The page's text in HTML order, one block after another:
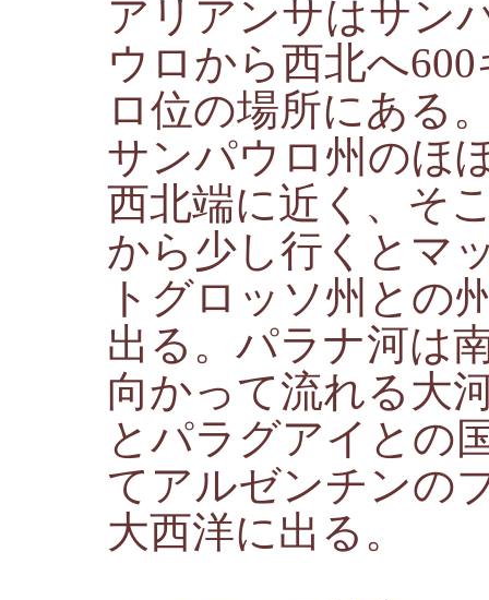
アリアンサはサン
ウロから西北へ600
ロ位の場所にある
サンパウロ州のほ
西北端に近く、そ
から少し行くとマ
トグロッソ州との
出る。パラナ河は
向かって流れる大
とパラグアイとの
てアルゼンチンの
大西洋に出る。